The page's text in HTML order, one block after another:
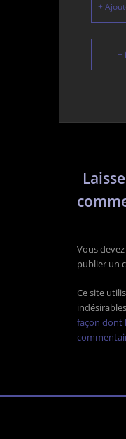
+
+
Vous devez
publier un
Ce site
façon dont